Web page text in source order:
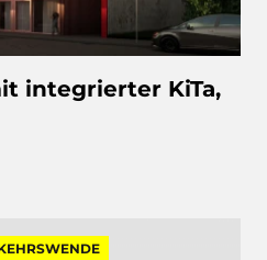
integrierter KiTa,